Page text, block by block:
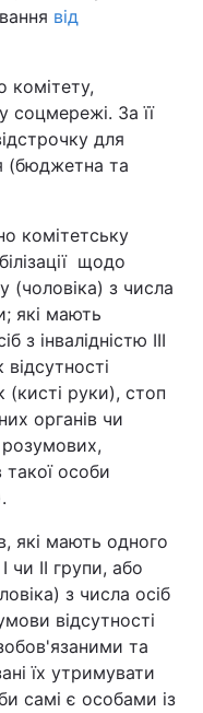
від
комітету,
соцмережі. За її
для
(бюджетна та
комітетську
щодо
(чоловіка) з числа
які мають
інвалідністю ІІІ
(кисті руки), стоп
органів чи
такої особи
які мають одного
чи ІІ групи, або
з числа осіб
відсутності
та
їх утримувати
самі є особами із